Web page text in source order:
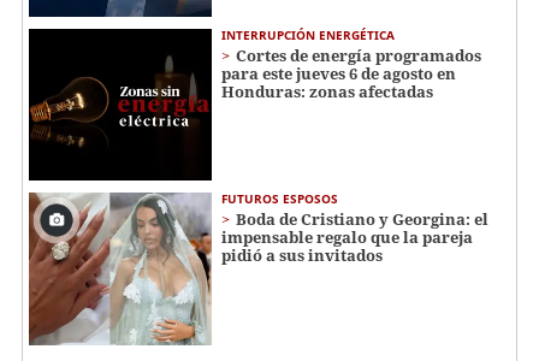
INTERRUPCIÓN ENERGÉTICA
Cortes de energía programados
para este jueves 6 de agosto en
Honduras: zonas afectadas
FUTUROS ESPOSOS
Boda de Cristiano y Georgina: el
impensable regalo que la pareja
pidió a sus invitados